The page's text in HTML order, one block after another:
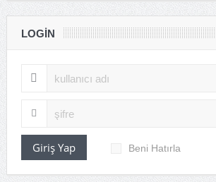
LOGIN
Giriş Yap Beni Hatırla